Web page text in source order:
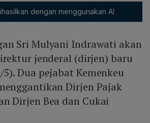
dengan menggunakan AI
Sri Mulyani Indrawati akan
jenderal (dirjen) baru
Dua pejabat Kemenkeu
Dirjen Pajak
Dirjen Bea dan Cukai